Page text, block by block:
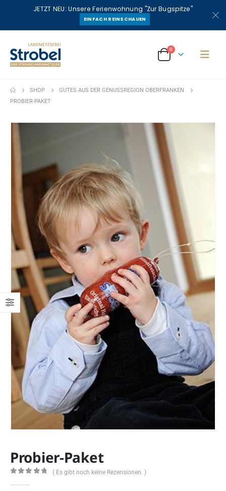
JETZT NEU: Unsere Ferienwohnung "Zur Bugspitze"
EINFACH REINSCHAUEN
0
SHOP
GUTES AUS DER GENUSSREGION OBERFRANKEN
PROBIER-PAKET
Probier-Paket
( Es gibt noch keine Rezensionen. )